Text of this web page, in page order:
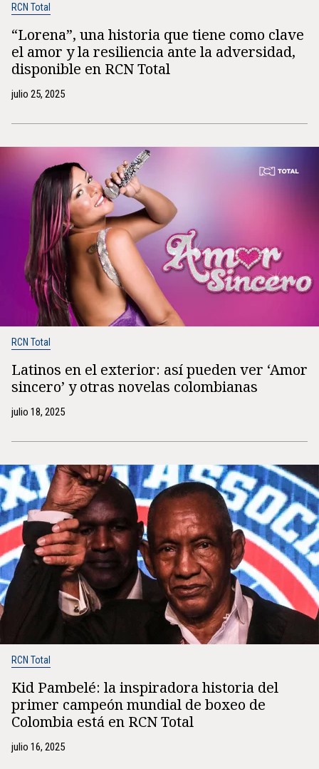
RCN Total
“Lorena”, una historia que tiene como clave
el amor y la resiliencia ante la adversidad,
disponible en RCN Total
julio 25, 2025
RCN Total
Latinos en el exterior: así pueden ver ‘Amor
sincero’ y otras novelas colombianas
julio 18, 2025
RCN Total
Kid Pambelé: la inspiradora historia del
primer campeón mundial de boxeo de
Colombia está en RCN Total
julio 16, 2025